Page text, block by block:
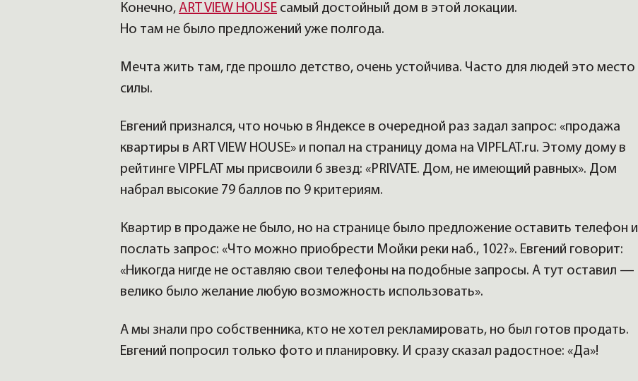
Конечно, ART VIEW HOUSE самый достойный дом в этой локации.
Но там не было предложений уже полгода.
Мечта жить там, где прошло детство, очень устойчива. Часто для людей это место
силы.
Евгений признался, что ночью в Яндексе в очередной раз задал запрос: «продажа
квартиры в ART VIEW HOUSE» и попал на страницу дома на VIPFLAT.ru. Этому дому в
рейтинге VIPFLAT мы присвоили 6 звезд: «PRIVATE. Дом, не имеющий равных». Дом
набрал высокие 79 баллов по 9 критериям.
Квартир в продаже не было, но на странице было предложение оставить телефон и
послать запрос: «Что можно приобрести Мойки реки наб., 102?». Евгений говорит:
«Никогда нигде не оставляю свои телефоны на подобные запросы. А тут оставил —
велико было желание любую возможность использовать».
А мы знали про собственника, кто не хотел рекламировать, но был готов продать.
Евгений попросил только фото и планировку. И сразу сказал радостное: «Да»!